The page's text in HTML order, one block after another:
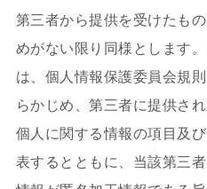
第三者から提供を受けたも
めがない限り同様とします
は、個人情報保護委員会規
らかじめ、第三者に提供さ
個人に関する情報の項目及
表するとともに、当該第三